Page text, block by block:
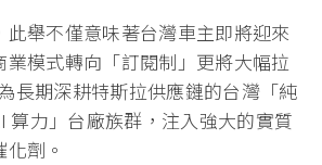
此舉不僅意味著台灣車主即將迎來
業模式轉向「訂閱制」更將大幅拉
長期深耕特斯拉供應鏈的台灣「純
算力」台廠族群，注入強大的實質
劑。